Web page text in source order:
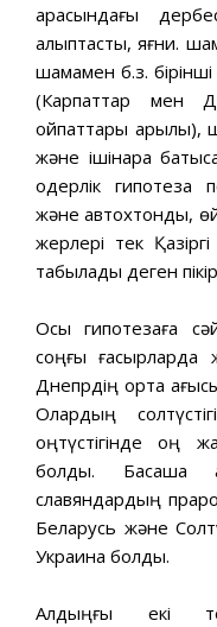
арасындағы
қалыптасты, яғни.
шамамен б.з.
(Карпаттар мен
ойпаттары арқылы),
және ішінара
одерлік гипотеза
және автохтондық,
жерлері тек
табылады деген
Осы гипотезаға
соңғы
Днепрдің орта
Олардың
оңтүстігінде оң
болды. Басқаша
славяндардың
Беларусь және
Украина болды.
Алдыңғы екі